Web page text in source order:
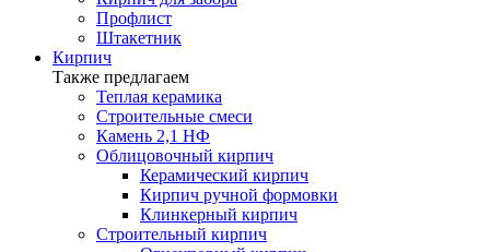
Профлист
Штакетник
Кирпич
Также предлагаем
Теплая керамика
Строительные смеси
Камень 2,1 НФ
Облицовочный кирпич
Керамический кирпич
Кирпич ручной формовки
Клинкерный кирпич
Строительный кирпич